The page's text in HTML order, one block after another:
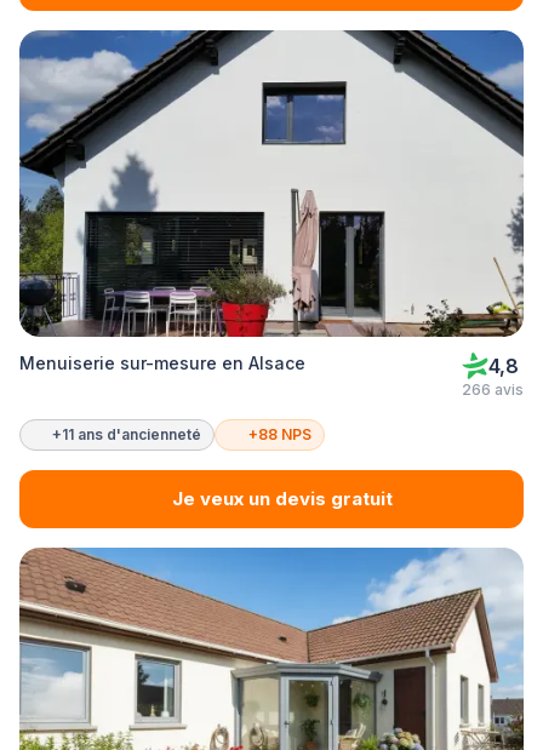
Menuiserie sur-mesure en Alsace 4,8
266 avis
+11 ans d'ancienneté +88 NPS
Je veux un devis gratuit